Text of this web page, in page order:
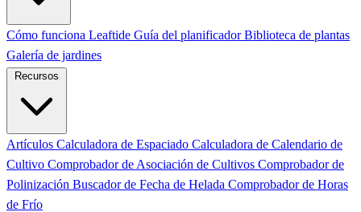
Cómo funciona Leaftide Guía del planificadorBiblioteca de plantas
Galería de jardines
Recursos
Artículos Calculadora de Espaciado Calculadora de Calendario de
Cultivo Comprobador de Asociación de Cultivos Comprobador de
Polinización Buscador de Fecha de Helada Comprobador de Horas
de Frío